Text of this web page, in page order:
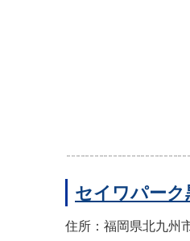
セイワパーク
住所：福岡県北九州